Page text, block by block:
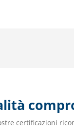
certificazioni